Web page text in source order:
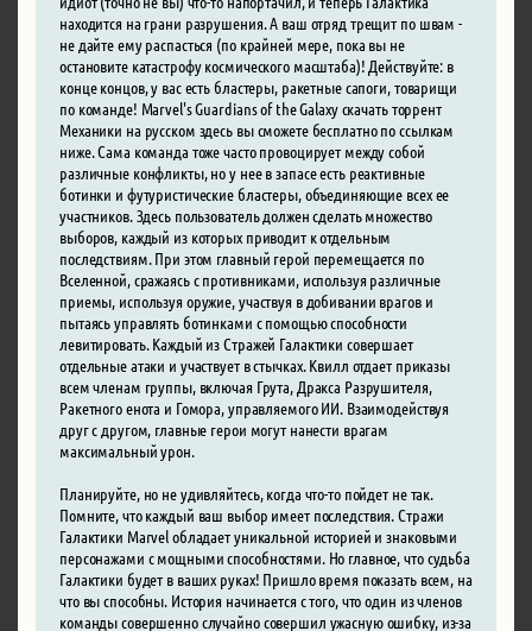
находится на грани разрушения. А ваш отряд трещит по швам -
не дайте ему распасться (по крайней мере, пока вы не
остановите катастрофу космического масштаба)! Действуйте: в
конце концов, у вас есть бластеры, ракетные сапоги, товарищи
по команде! Marvel's Guardians of the Galaxy скачать торрент
Механики на русском здесь вы сможете бесплатно по ссылкам
ниже. Сама команда тоже часто провоцирует между собой
различные конфликты, но у нее в запасе есть реактивные
ботинки и футуристические бластеры, объединяющие всех ее
участников. Здесь пользователь должен сделать множество
выборов, каждый из которых приводит к отдельным
последствиям. При этом главный герой перемещается по
Вселенной, сражаясь с противниками, используя различные
приемы, используя оружие, участвуя в добивании врагов и
пытаясь управлять ботинками с помощью способности
левитировать. Каждый из Стражей Галактики совершает
отдельные атаки и участвует в стычках. Квилл отдает приказы
всем членам группы, включая Грута, Дракса Разрушителя,
Ракетного енота и Гомора, управляемого ИИ. Взаимодействуя
друг с другом, главные герои могут нанести врагам
максимальный урон.
Планируйте, но не удивляйтесь, когда что-то пойдет не так.
Помните, что каждый ваш выбор имеет последствия. Стражи
Галактики Marvel обладает уникальной историей и знаковыми
персонажами с мощными способностями. Но главное, что судьба
Галактики будет в ваших руках! Пришло время показать всем, на
что вы способны. История начинается с того, что один из членов
команды совершенно случайно совершил ужасную ошибку, из-за